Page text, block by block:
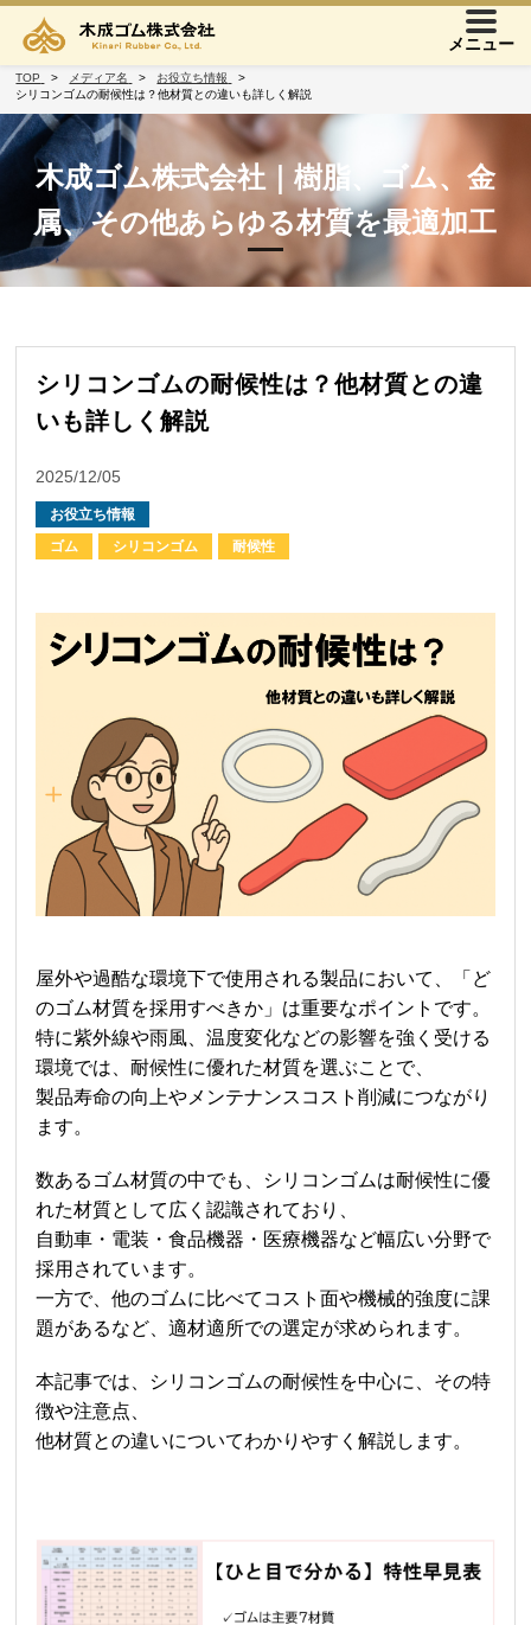
メニュー
TOP メディア名
お役立ち情報
シリコンゴムの耐候性は？他材質との違いも詳しく解説
木成ゴム株式会社｜樹脂、ゴム、金
属、その他あらゆる材質を最適加工
シリコンゴムの耐候性は？他材質との違
いも詳しく解説
2025/12/05
お役立ち情報
ゴム
シリコンゴム 耐候性
屋外や過酷な環境下で使用される製品において、「ど
のゴム材質を採用すべきか」は重要なポイントです。
特に紫外線や雨風、温度変化などの影響を強く受ける
環境では、耐候性に優れた材質を選ぶことで、
製品寿命の向上やメンテナンスコスト削減につながり
ます。
数あるゴム材質の中でも、シリコンゴムは耐候性に優
れた材質として広く認識されており、
自動車・電装・食品機器・医療機器など幅広い分野で
採用されています。
一方で、他のゴムに比べてコスト面や機械的強度に課
題があるなど、適材適所での選定が求められます。
本記事では、シリコンゴムの耐候性を中心に、その特
徴や注意点、
他材質との違いについてわかりやすく解説します。